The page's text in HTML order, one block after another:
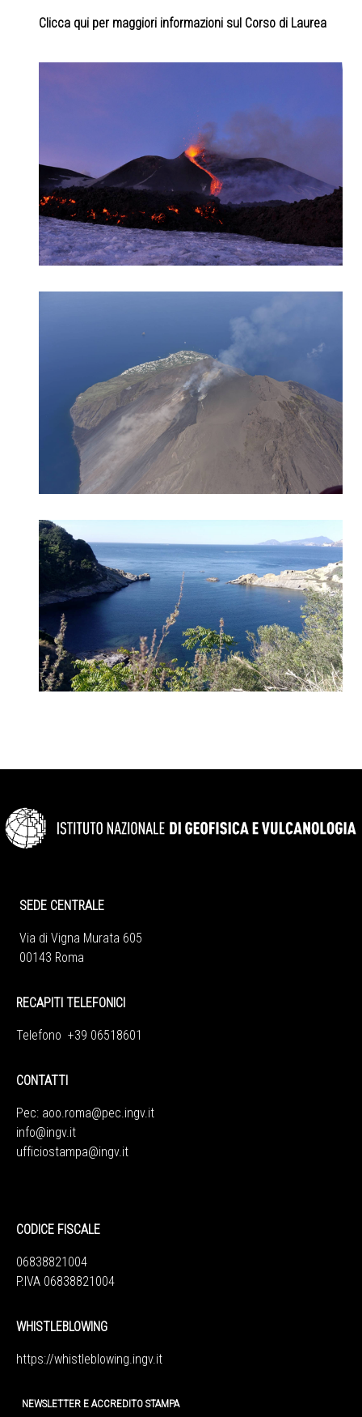
Clicca qui per maggiori informazioni sul Corso di Laurea
SEDE CENTRALE
Via di Vigna Murata 605
00143 Roma
RECAPITI TELEFONICI
Telefono +39 06518601
CONTATTI
Pec: aoo.roma@pec.ingv.it
info@ingv.it
ufficiostampa@ingv.it
CODICE FISCALE
06838821004
P.IVA 06838821004
WHISTLEBLOWING
https://whistleblowing.ingv. it
NEWSLETTER E ACCREDITO STAMPA